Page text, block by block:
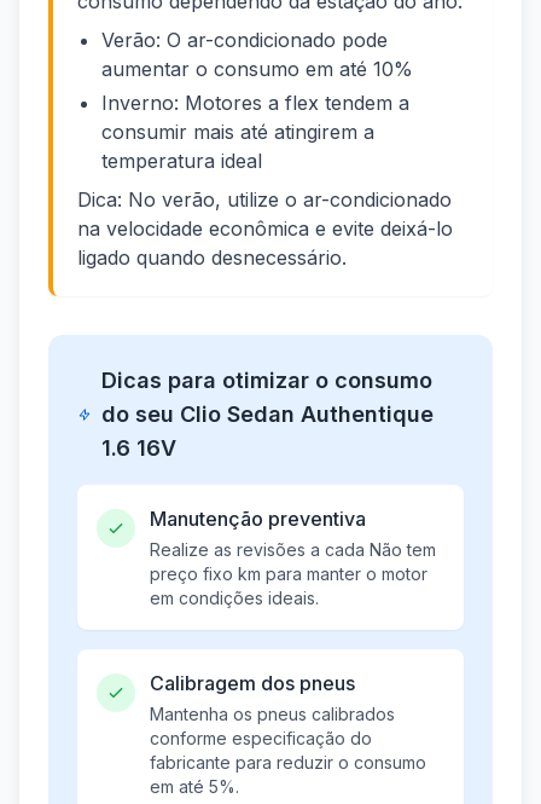
Verão: O ar-condicionado pode
aumentar o consumo em até 10%
Inverno: Motores a flex tendem a
consumir mais até atingirem a
temperatura ideal
Dica: No verão, utilize o ar-condicionado
na velocidade econômica e evite deixá-lo
ligado quando desnecessário.
Dicas para otimizar o consumo
do seu Clio Sedan Authentique
1.6 16V
Manutenção preventiva
Realize as revisões a cada Não tem
preço fixo km para manter o motor
em condições ideais.
Calibragem dos pneus
Mantenha os pneus calibrados
conforme especificação do
fabricante para reduzir o consumo
em até 5%.